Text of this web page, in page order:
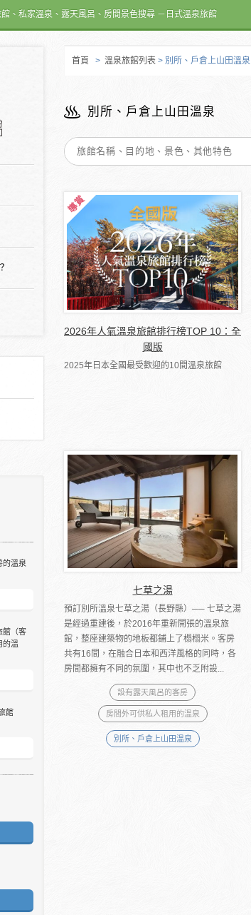
、私家溫泉、露天風呂、房間景色搜尋 －日式溫泉旅館
的溫泉
館（客
的溫
館
首頁 > 溫泉旅館列表 > 別所、戶倉上山田溫泉
別所、戶倉上山田溫泉
2026年人氣溫泉旅館排行榜TOP 10：全
國版
2025年日本全國最受歡迎的10間溫泉旅館
七草之湯
預訂別所溫泉七草之湯（長野縣）── 七草之湯
是經過重建後，於2016年重新開張的溫泉旅
館，整座建築物的地板都鋪上了榻榻米。客房
共有16間，在融合日本和西洋風格的同時，各
房間都擁有不同的氛圍，其中也不乏附設...
設有露天風呂的客房
房間外可供私人租用的溫泉
別所、戶倉上山田溫泉